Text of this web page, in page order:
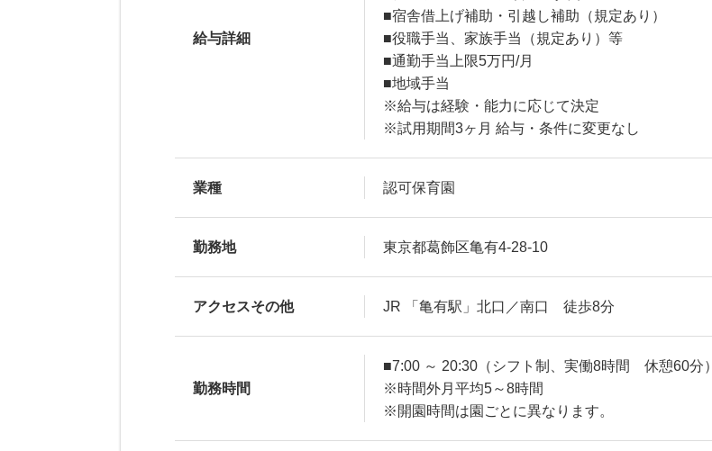
給与詳細
■宿舎借上げ補助・引越し補助（規定あり）
■役職手当、家族手当（規定あり）等
■通勤手当上限5万円/月
■地域手当
※給与は経験・能力に応じて決定
※試用期間3ヶ月 給与・条件に変更なし
業種 認可保育園
勤務地 東京都葛飾区亀有4-28-10
アクセスその他 JR 「亀有駅」北口／南口 徒歩8分
勤務時間
■7:00 ～ 20:30（シフト制、実働8時間 休憩60分）
※時間外月平均5～8時間
※開園時間は園ごとに異なります。